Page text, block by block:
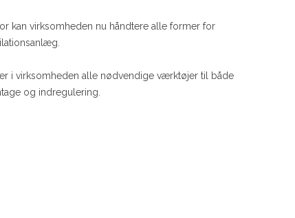
kan virksomheden nu håndtere alle former for
i virksomheden alle nødvendige værktøjer til både
og indregulering.​